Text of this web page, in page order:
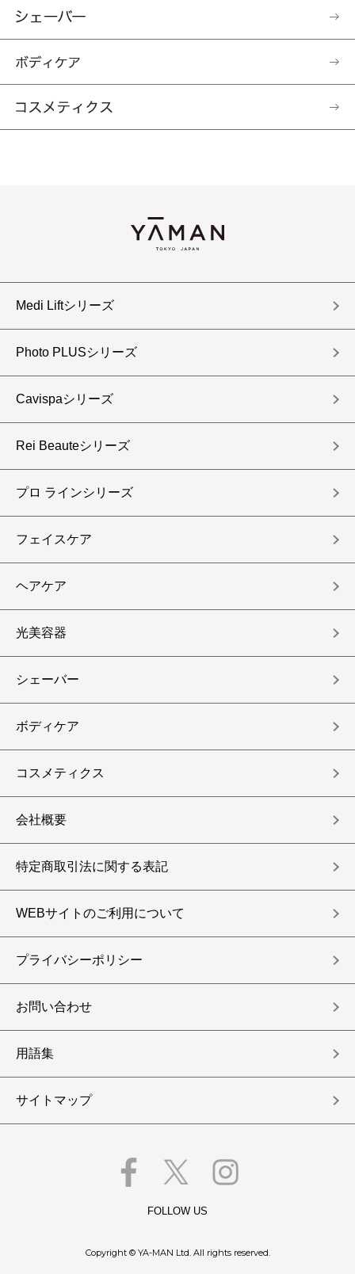
Medi Liftシリーズ
Photo PLUSシリーズ
Cavispaシリーズ
Rei Beauteシリーズ
プロ ラインシリーズ
フェイスケア
ヘアケア
光美容器
シェーバー
ボディケア
コスメティクス
会社概要
特定商取引法に関する表記
WEBサイトのご利用について
プライバシーポリシー
お問い合わせ
用語集
サイトマップ
FOLLOW US
Copyright © YA-MAN Ltd. All rights reserved.